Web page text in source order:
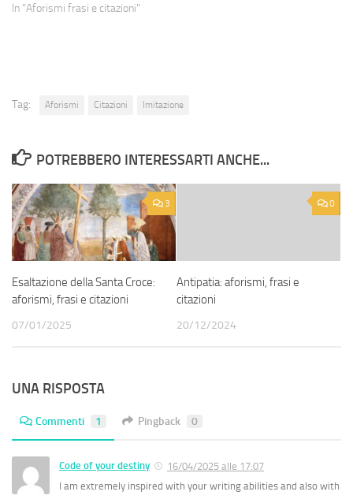
In "Aforismi frasi e citazioni"
Tag: Aforismi Citazioni Imitazione
POTREBBERO INTERESSARTI ANCHE...
3
Esaltazione della Santa Croce:
aforismi, frasi e citazioni
07/01/2025
0
Antipatia: aforismi, frasi e
citazioni
20/12/2024
UNA RISPOSTA
Commenti 1 Pingback 0
Code of your destiny
16/04/2025 alle 17:07
I am extremely inspired with your writing abilities and also with